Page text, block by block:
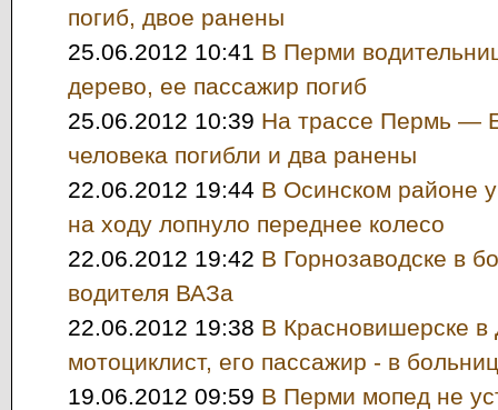
погиб, двое ранены
25.06.2012 10:41 В Перми
дерево, ее пассажир погиб
25.06.2012 10:39 На трассе Пермь —
человека погибли и два ранены
22.06.2012 19:44 В Осинском районе у
на ходу лопнуло переднее колесо
22.06.2012 19:42 В Горнозаводске в
водителя ВАЗа
22.06.2012 19:38 В Красновишерске в
мотоциклист, его пассажир - в
19.06.2012 09:59 В Перми мопед не